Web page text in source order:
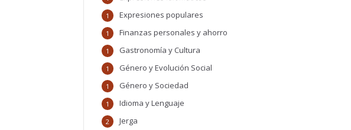
Expresiones populares
1
Finanzas personales y ahorro
1
Gastronomía y Cultura
1
Género y Evolución Social
1
Género y Sociedad
1
Idioma y Lenguaje
1
Jerga
2